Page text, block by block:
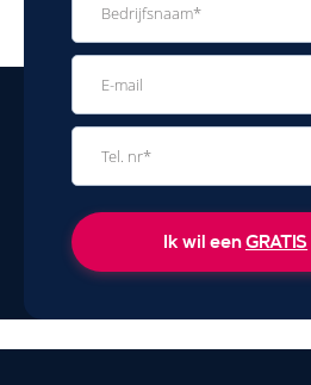
Ik wil eenGRATIS